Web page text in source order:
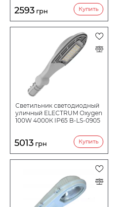
2593 грн Купить
Светильник светодиодный
уличный ELECTRUM Oxygen
100W 4000К IP65 B-LS-0905
5013 грн Купить